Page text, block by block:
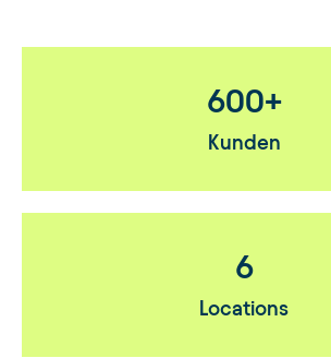
600+
Kunden
6
Locations